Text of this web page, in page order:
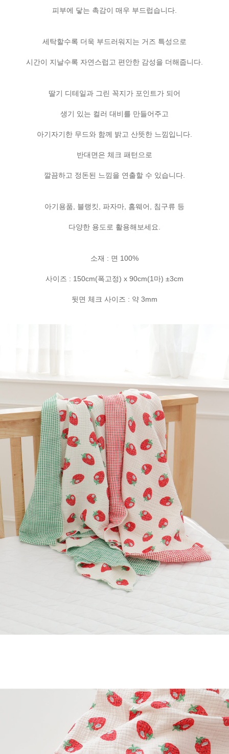
피부에 닿는 촉감이 매우 부드럽습니다.
세탁할수록 더욱 부드러워지는 거즈 특성으로
시간이 지날수록 자연스럽고 편안한 감성을 더해줍니다.
딸기 디테일과 그린 꼭지가 포인트가 되어
생기 있는 컬러 대비를 만들어주고
아기자기한 무드와 함께 밝고 산뜻한 느낌입니다.
반대면은 체크 패턴으로
깔끔하고 정돈된 느낌을 연출할 수 있습니다.
아기용품, 블랭킷, 파자마, 홈웨어, 침구류 등
다양한 용도로 활용해보세요.
소재 : 면 100%
사이즈 : 150cm(폭고정) x 90cm(1마) ±3cm
뒷면 체크 사이즈 : 약 3mm